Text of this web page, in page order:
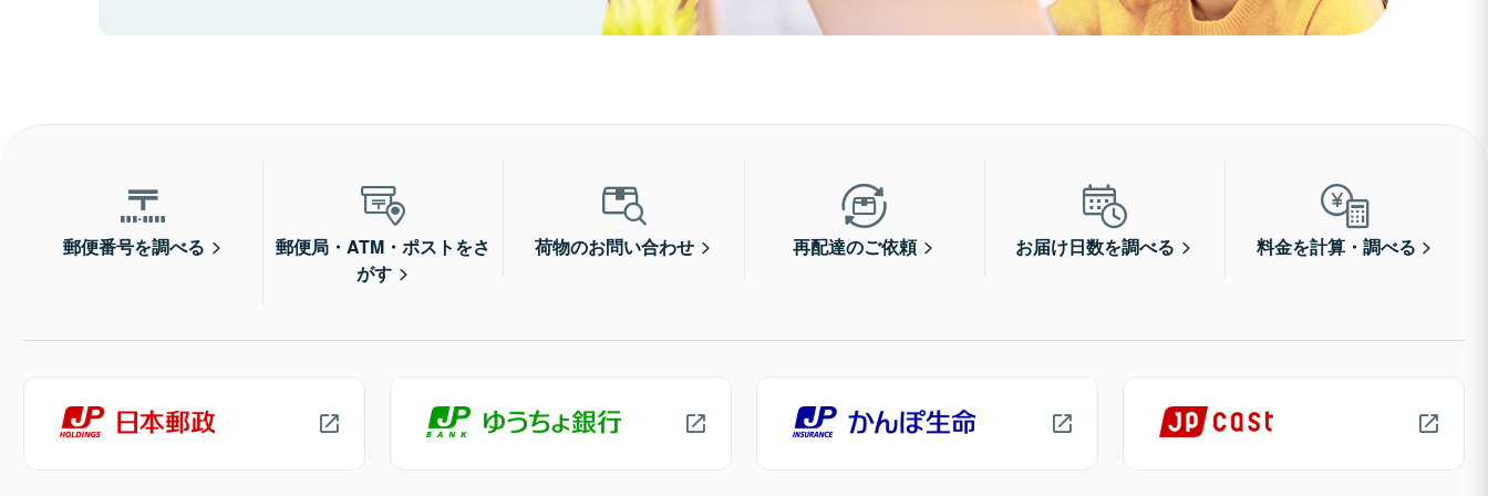
郵便番号を調べる
郵便局・ATM・ポストをさ
がす
荷物のお問い合わせ 再配達のご依頼 お届け日数を調べる 料金を計算・調べる